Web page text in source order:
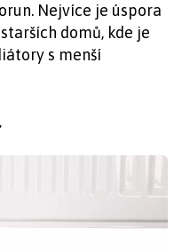
Nejvíce je úspora
domů, kde je
s menší